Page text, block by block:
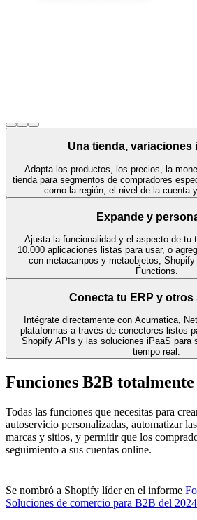
Una tienda, variaciones
Adapta los productos, los precios, la
tienda para segmentos de compradores
como la región, el nivel de la cuenta
Expande y
Ajusta la funcionalidad y el aspecto de tu
10.000 aplicaciones listas para usar, o
con metacampos y metaobjetos,
Functions.
Conecta tu ERP y otros
Intégrate directamente con Acumatica,
plataformas a través de conectores listos
Shopify APIs y las soluciones iPaaS para
tiempo real.
Funciones B2B
Todas las funciones que necesitas para
autoservicio personalizadas, automatizar
marcas y sitios, y permitir que los
seguimiento a sus cuentas online.
Se nombró a Shopify líder en el informe
Soluciones de comercio para B2B del 2024